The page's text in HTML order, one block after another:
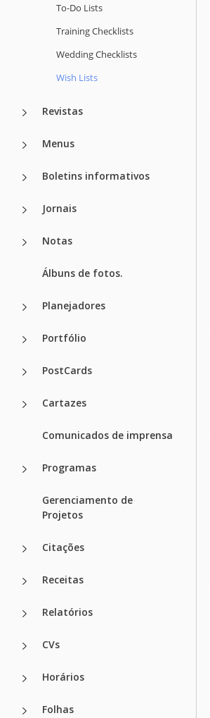
To-Do Lists
Training Checklists
Wedding Checklists
Wish Lists
Revistas
Menus
Boletins informativos
Jornais
Notas
Álbuns de fotos.
Planejadores
Portfólio
PostCards
Cartazes
Comunicados de imprensa
Programas
Gerenciamento de
Projetos
Citações
Receitas
Relatórios
CVs
Horários
Folhas